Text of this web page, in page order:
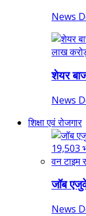
News
शेयर
News
शिक्षा एवं रोजगार
जॉब
News